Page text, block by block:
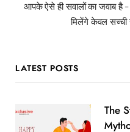
आपके ऐसे ही सवालों का जवाब है
मिलेंगे केवल सच्ची
LATEST POSTS
The